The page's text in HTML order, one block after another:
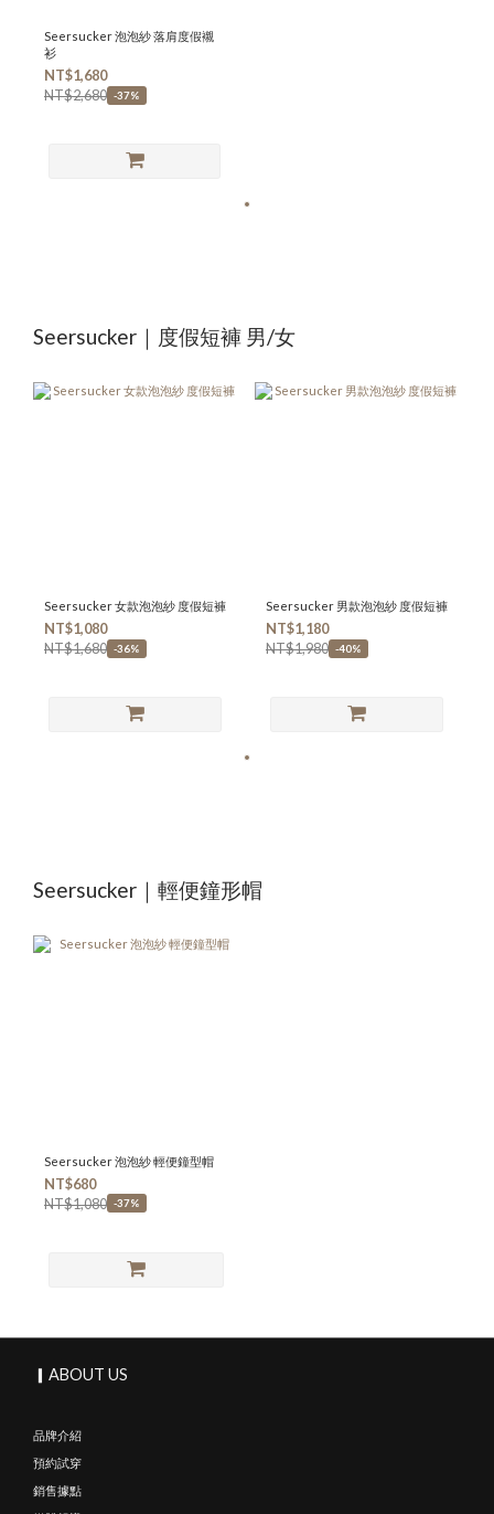
Seersucker 泡泡紗 落肩度假襯
衫
NT$1,680
NT$2,680 -37%
Seersucker｜度假短褲 男/女
Seersucker 女款泡泡紗 度假短褲
NT$1,080
NT$1,680 -36%
Seersucker 男款泡泡紗 度假短褲
NT$1,180
NT$1,980 -40%
Seersucker｜輕便鐘形帽
Seersucker 泡泡紗 輕便鐘型帽
NT$680
NT$1,080 -37%
▎ABOUT US
品牌介紹
預約試穿
銷售據點